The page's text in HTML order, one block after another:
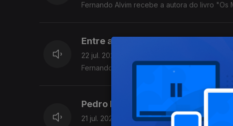
Fernando Alvim recebe a autora do livro "Os
Entre a Arte e o Algoritmo
22 jul. 2026
Fernando Alvim conversa com Paula Cristina
Pedro Pires
21 jul. 2026